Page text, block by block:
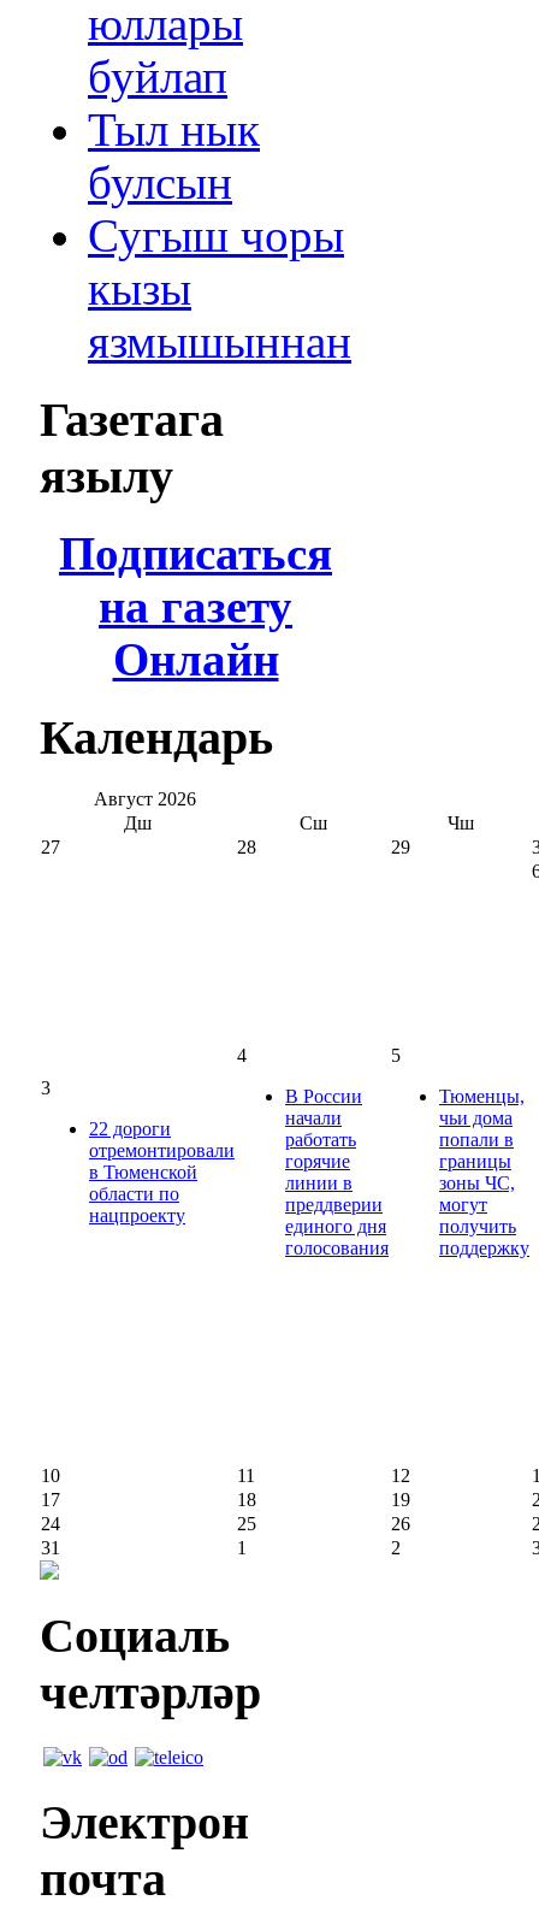
юллары
буйлап
Тыл нык
булсын
Сугыш чоры
кызы
язмышыннан
Газетага
язылу
Подписаться
на газету
Онлайн
Календарь
Август 2026
Дш
Сш
Чш
27
28 29
3
22 дороги
отремонтировали
в Тюменской
области по
нацпроекту
4
В России
начали
работать
горячие
линии в
преддверии
единого дня
голосования
5
Тюменцы,
чьи дома
попали в
границы
зоны ЧС,
могут
получить
поддержку
10 11 12
17
18 19
24
25 26
31
1 2
Социаль
челтәрләр
Электрон
почта